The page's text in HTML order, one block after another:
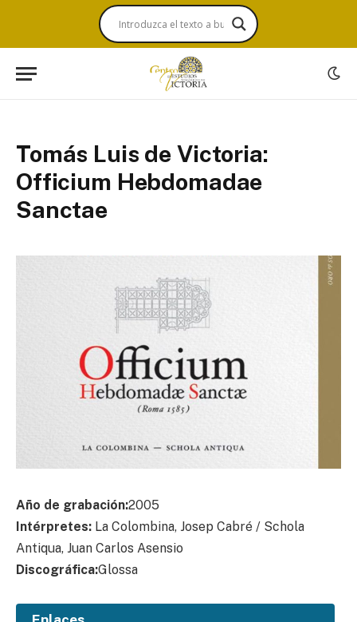
Tomás Luis de Victoria:
Officium Hebdomadae
Sanctae
Año de grabación:2005
Intérpretes: La Colombina, Josep Cabré / Schola
Antiqua, Juan Carlos Asensio
Discográfica:Glossa